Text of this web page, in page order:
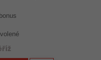
praxí. Důležité je,